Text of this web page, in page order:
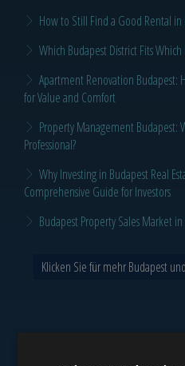
How to Still Find a Good Rental
Which Budapest District Fits
Apartment Renovation Budapest:
for Value and Comfort
Property Management Budapest:
Professional?
Why Investing in Budapest Real
Comprehensive Guide for Investors
Budapest Property Sales Market
Klicken Sie für mehr Budapest